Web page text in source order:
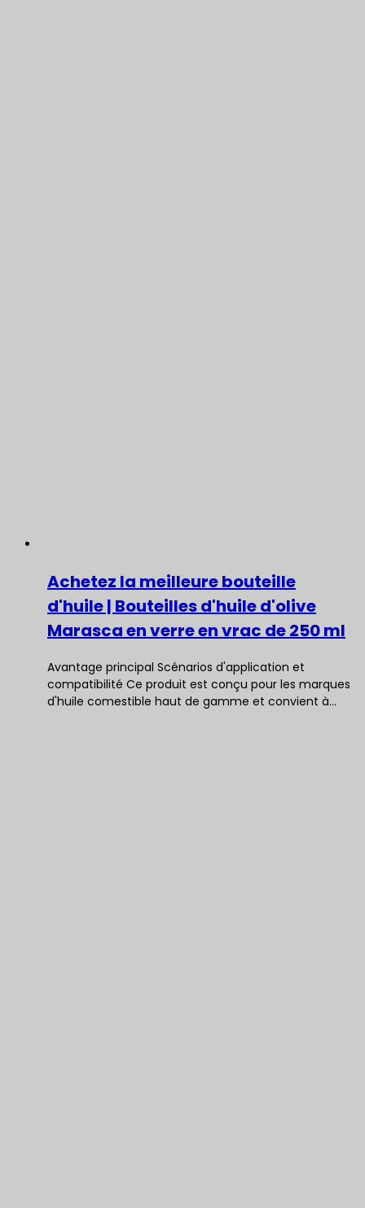
Achetez la meilleure bouteille
d'huile | Bouteilles d'huile d'olive
Marasca en verre en vrac de 250 ml
Avantage principal Scénarios d'application et
compatibilité Ce produit est conçu pour les marques
d'huile comestible haut de gamme et convient à…